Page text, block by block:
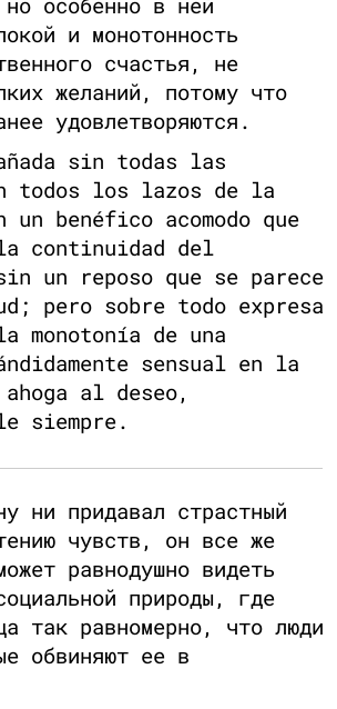
и монотонность
счастья, не
желаний, потому что
удовлетворяются.
sin todas las
todos los lazos de la
benéfico acomodo que
continuidad del
un reposo que se parece
pero sobre todo expresa
monotonía de una
sensual en la
al deseo,
siempre.
ни придавал страстный
чувств, он все же
равнодушно видеть
природы, где
так равномерно, что люди
обвиняют ее в